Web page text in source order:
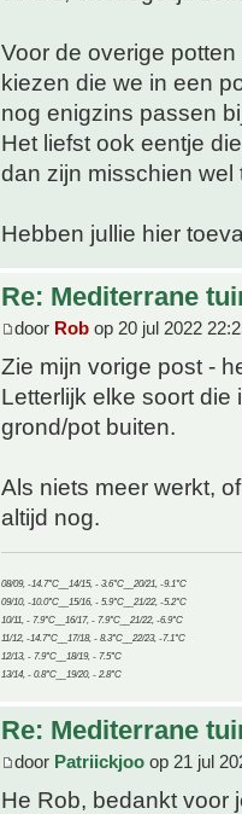
Voor de overige
kiezen die we in een
nog enigzins passen
Het liefst ook eentje
dan zijn misschien
Hebben jullie hier
Re: Mediterrane
door Rob op 20 jul 2022
Zie mijn vorige post -
Letterlijk elke soort
grond/pot buiten.
Als niets meer werkt,
altijd nog.
08/09, -14.7°C__14/15, - 3.6°C__20/21, -9.1°C
09/10, -10.0°C__15/16, - 5.9°C__21/22, -5.2°C
10/11, - 7.9°C__16/17, - 7.9°C__21/22, -6.9°C
11/12, -14.7°C__17/18, - 8.3°C__22/23, -7.1°C
12/13, - 7.9°C__18/19, - 7.5°C
13/14, - 0.8°C__19/20, - 2.8°C
Re: Mediterrane
door Patriickjoo op 21 jul
He Rob, bedankt voor